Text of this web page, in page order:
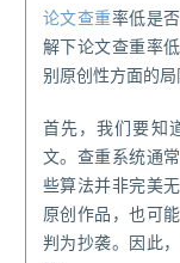
论文查重率低是
解下论文查重率
别原创性方面的局
首先，我们要知
文。查重系统通
些算法并非完美
原创作品，也可
判为抄袭。因此